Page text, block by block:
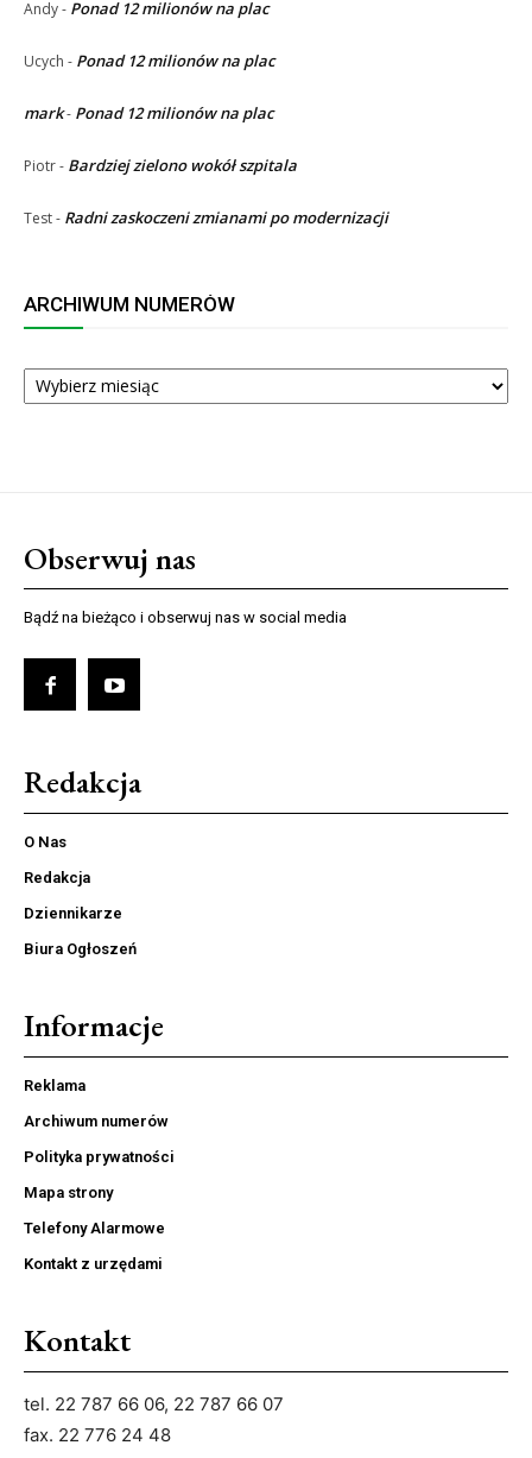
Andy- Ponad 12 milionów na plac
Ucych - Ponad 12 milionów na plac
mark- Ponad 12 milionów na plac
Piotr- Bardziej zielono wokół szpitala
Test- Radni zaskoczeni zmianami po modernizacji
ARCHIWUM NUMERÓW
ARCHIWUM
NUMERÓW
Obserwuj nas
Bądź na bieżąco i obserwuj nas w social media
Redakcja
O Nas
Redakcja
Dziennikarze
Biura Ogłoszeń
Informacje
Reklama
Archiwum numerów
Polityka prywatności
Mapa strony
Telefony Alarmowe
Kontakt z urzędami
Kontakt
tel. 22 787 66 06, 22 787 66 07
fax. 22 776 24 48